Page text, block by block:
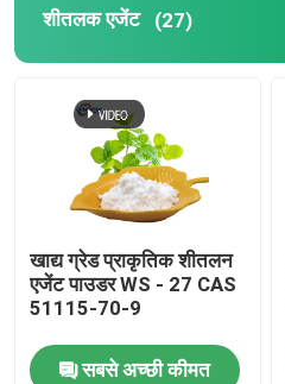
शीतलक एजेंट (27)
खाद्य ग्रेड प्राकृतिक शीतलन
एजेंट पाउडर WS - 27 CAS
51115-70-9
सबसे अच्छी कीमत